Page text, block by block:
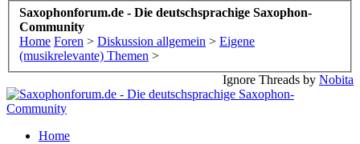
Saxophonforum.de - Die deutschsprachige Saxophon-
Community
Home Foren > Diskussion allgemein > Eigene
(musikrelevante) Themen >
Ignore Threads by Nobita
Home